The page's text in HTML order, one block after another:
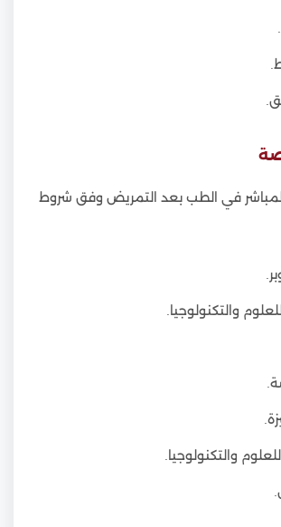
في الطب بعد التمريض وفق شروط
والتكنولوجيا.
والتكنولوجيا.